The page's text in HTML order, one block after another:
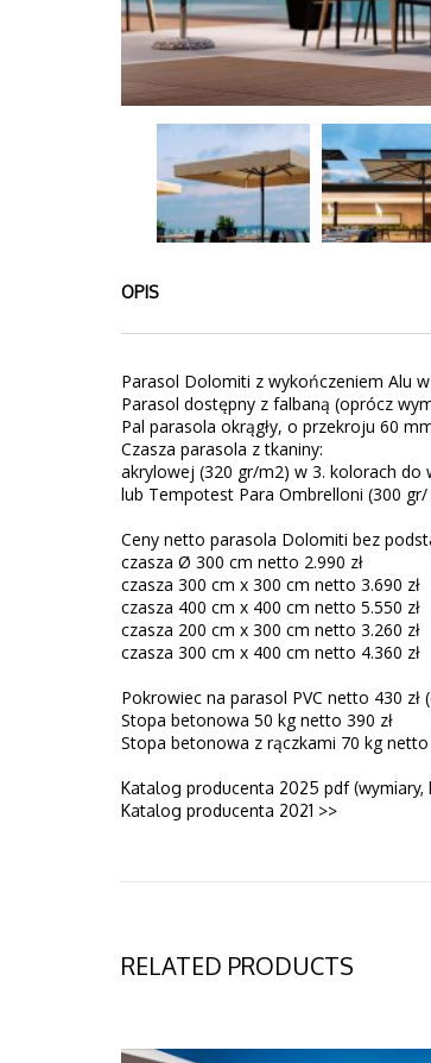
OPIS
Parasol Dolomiti z wykończeniem Alu
Parasol dostępny z falbaną (oprócz
Pal parasola okrągły, o przekroju 60
Czasza parasola z tkaniny:
akrylowej (320 gr/m2) w 3. kolorach do
lub Tempotest Para Ombrelloni (300
Ceny netto parasola Dolomiti bez
czasza Ø 300 cm netto 2.990 zł
czasza 300 cm x 300 cm netto 3.690 zł
czasza 400 cm x 400 cm netto 5.550 zł
czasza 200 cm x 300 cm netto 3.260 zł
czasza 300 cm x 400 cm netto 4.360 zł
Pokrowiec na parasol PVC netto 430
Stopa betonowa 50 kg netto 390 zł
Stopa betonowa z rączkami 70 kg netto
Katalog producenta 2025 pdf
Katalog producenta 2021 >>
RELATED PRODUCTS